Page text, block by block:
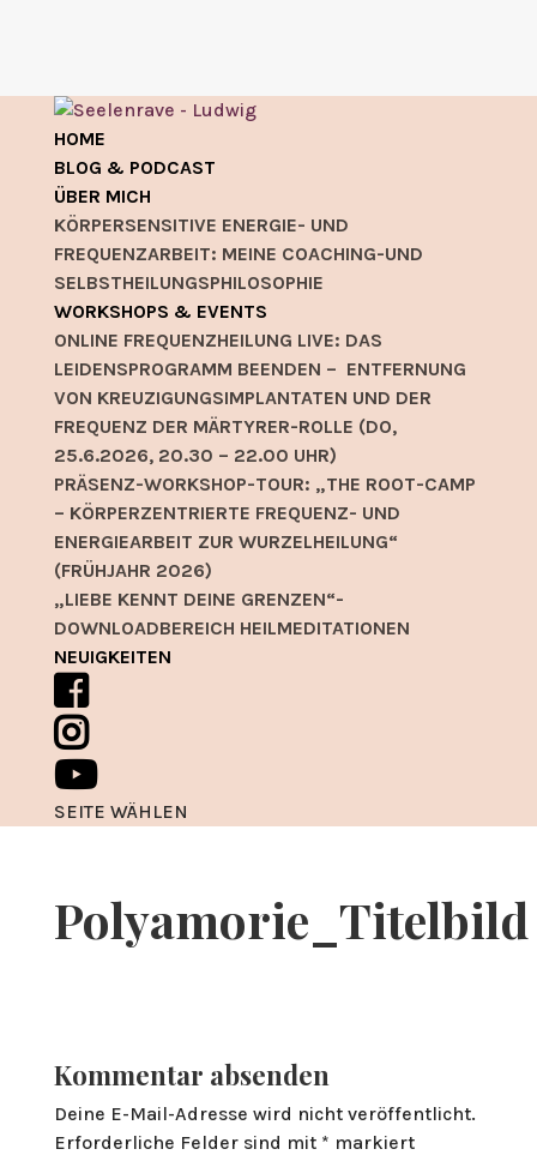
HOME
BLOG & PODCAST
ÜBER MICH
KÖRPERSENSITIVE ENERGIE- UND
FREQUENZARBEIT: MEINE COACHING-UND
SELBSTHEILUNGSPHILOSOPHIE
WORKSHOPS & EVENTS
ONLINE FREQUENZHEILUNG LIVE: DAS
LEIDENSPROGRAMM BEENDEN – ENTFERNUNG
VON KREUZIGUNGSIMPLANTATEN UND DER
FREQUENZ DER MÄRTYRER-ROLLE (DO,
25.6.2026, 20.30 – 22.00 UHR)
PRÄSENZ-WORKSHOP-TOUR: „THE ROOT-CAMP
– KÖRPERZENTRIERTE FREQUENZ- UND
ENERGIEARBEIT ZUR WURZELHEILUNG“
(FRÜHJAHR 2026)
„LIEBE KENNT DEINE GRENZEN“-
DOWNLOADBEREICH HEILMEDITATIONEN
NEUIGKEITEN
SEITE WÄHLEN
Polyamorie_Titelbild
Kommentar absenden
Deine E-Mail-Adresse wird nicht veröffentlicht.
Erforderliche Felder sind mit * markiert